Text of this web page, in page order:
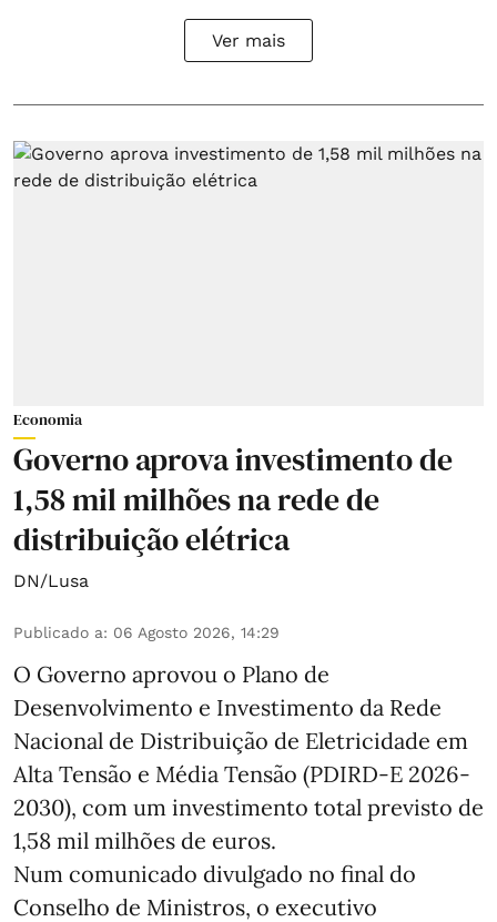
Ver mais
Economia
Governo aprova investimento de
1,58 mil milhões na rede de
distribuição elétrica
DN/Lusa
Publicado a: 06 Agosto 2026, 14:29
O Governo aprovou o Plano de
Desenvolvimento e Investimento da Rede
Nacional de Distribuição de Eletricidade em
Alta Tensão e Média Tensão (PDIRD-E 2026-
2030), com um investimento total previsto de
1,58 mil milhões de euros.
Num comunicado divulgado no final do
Conselho de Ministros, o executivo